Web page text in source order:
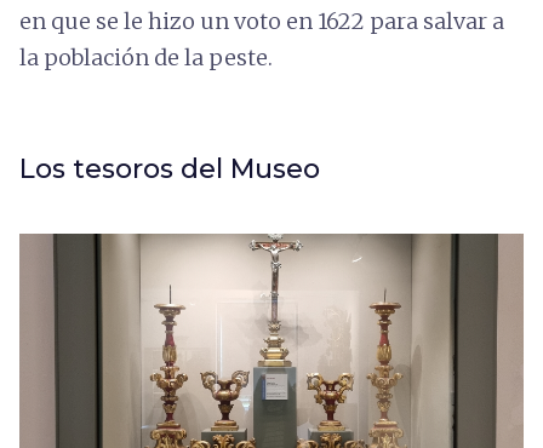
en que se le hizo un voto en 1622 para salvar a
la población de la peste.
Los tesoros del Museo